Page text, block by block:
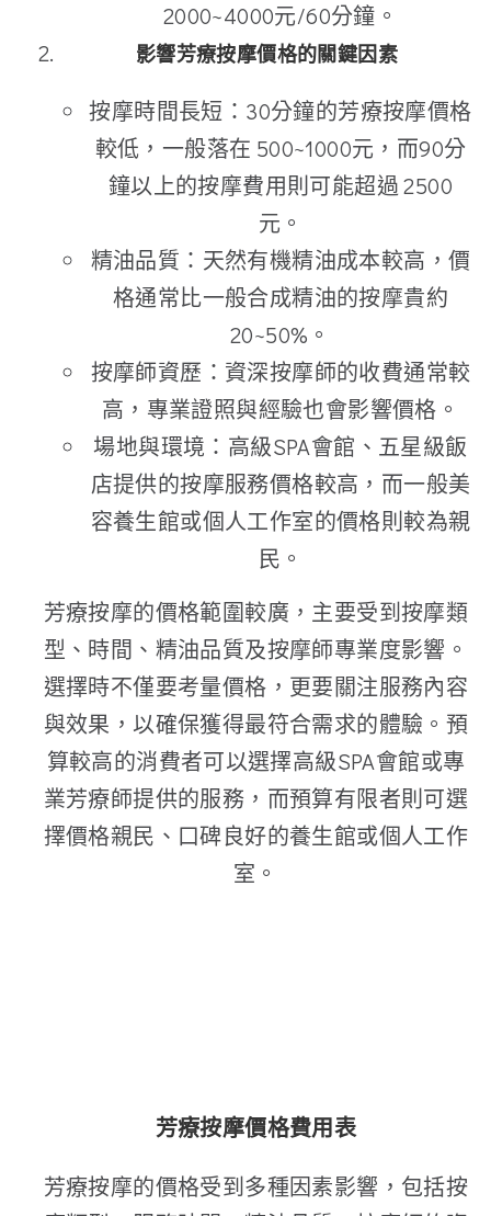
2000~4000元/60分鐘。
影響芳療按摩價格的關鍵因素
按摩時間長短：30分鐘的芳療按摩價格
較低，一般落在 500~1000元，而90分
鐘以上的按摩費用則可能超過 2500
元。
精油品質：天然有機精油成本較高，價
格通常比一般合成精油的按摩貴約
20~50%。
按摩師資歷：資深按摩師的收費通常較
高，專業證照與經驗也會影響價格。
場地與環境：高級SPA會館、五星級飯
店提供的按摩服務價格較高，而一般美
容養生館或個人工作室的價格則較為親
民。
​芳療按摩的價格範圍較廣，主要受到按摩類
型、時間、精油品質及按摩師專業度影響。
選擇時不僅要考量價格，更要關注服務內容
與效果，以確保獲得最符合需求的體驗。預
算較高的消費者可以選擇高級SPA會館或專
業芳療師提供的服務，而預算有限者則可選
擇價格親民、口碑良好的養生館或個人工作
室。
芳療按摩價格費用表
芳療按摩的價格受到多種因素影響，包括按